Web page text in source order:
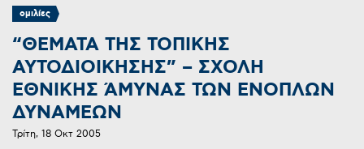
ομιλίες
“ΘΕΜΑΤΑ ΤΗΣ ΤΟΠΙΚΗΣ
ΑΥΤΟΔΙΟΙΚΗΣΗΣ” – ΣΧΟΛΗ
ΕΘΝΙΚΗΣ ΆΜΥΝΑΣ ΤΩΝ ΕΝΟΠΛΩΝ
ΔΥΝΑΜΕΩΝ
Τρίτη, 18 Οκτ 2005